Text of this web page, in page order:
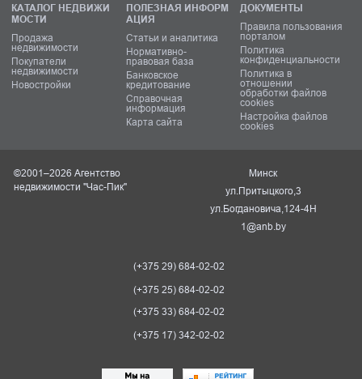
КАТАЛОГ НЕДВИЖИ
МОСТИ
Продажа
недвижимости
Покупатели
недвижимости
Новостройки
ПОЛЕЗНАЯ ИНФОРМ
АЦИЯ
Статьи и аналитика
Нормативно-
правовая база
Банковское
кредитование
Справочная
информация
Карта сайта
ДОКУМЕНТЫ
Правила пользования
порталом
Политика
конфиденциальности
Политика в
отношении
обработки файлов
cookies
Настройка файлов
cookies
©2001–2026 Агентство
недвижимости "Час-Пик"
Минск
ул.Притыцкого,3
ул.Богдановича,124-4Н
1@anb.by
(+375 29) 684-02-02
(+375 25) 684-02-02
(+375 33) 684-02-02
(+375 17) 342-02-02